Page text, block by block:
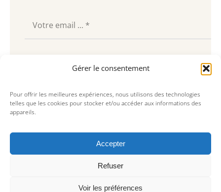
Gérer le consentement
Pour offrir les meilleures expériences, nous utilisons des technologies
telles que les cookies pour stocker et/ou accéder aux informations des
appareils.
Accepter
Refuser
Voir les préférences
Souscrire